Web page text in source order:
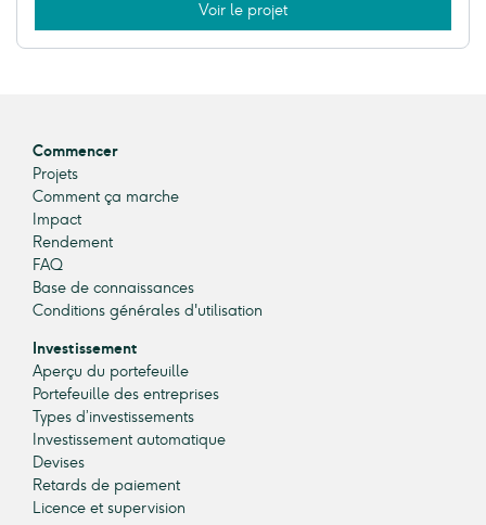
Voir le projet
Commencer
Projets
Comment ça marche
Impact
Rendement
FAQ
Base de connaissances
Conditions générales d'utilisation
Investissement
Aperçu du portefeuille
Portefeuille des entreprises
Types d’investissements
Investissement automatique
Devises
Retards de paiement
Licence et supervision